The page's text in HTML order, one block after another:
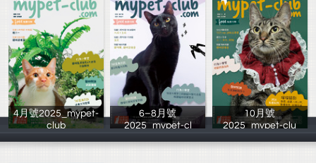
4月號2025_mypet-
club
臺北市流浪貓保
6–8月號
2025_mypet-cl
臺北市流浪貓保
10月號
2025_mypet-clu
臺北市流浪貓保